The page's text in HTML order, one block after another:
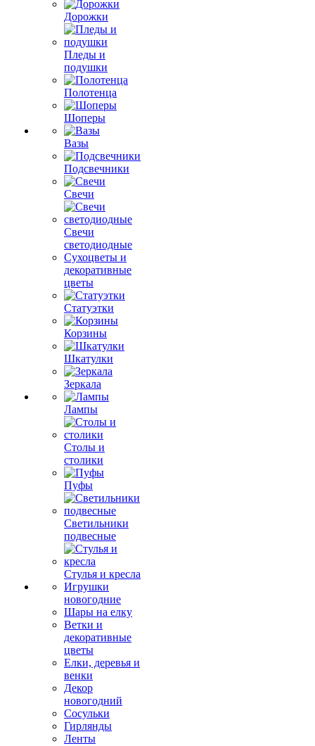
Дорожки
Пледы и
подушки
Полотенца
Шоперы
Вазы
Подсвечники
Свечи
Свечи
светодиодные
Сухоцветы и
декоративные
цветы
Статуэтки
Корзины
Шкатулки
Зеркала
Лампы
Столы и
столики
Пуфы
Светильники
подвесные
Стулья и кресла
Игрушки
новогодние
Шары на елку
Ветки и
декоративные
цветы
Елки, деревья и
венки
Декор
новогодний
Сосульки
Гирлянды
Ленты